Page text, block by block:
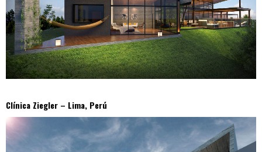
Clínica Ziegler – Lima, Perú